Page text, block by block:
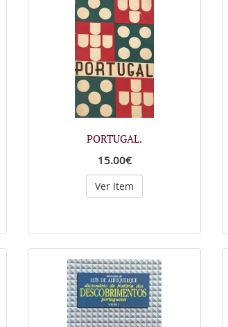
PORTUGAL.
15.00€
Ver Item